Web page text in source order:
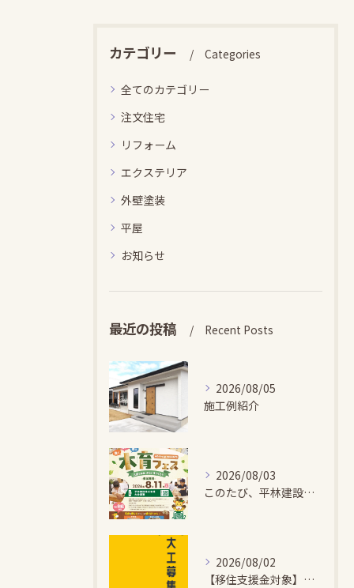
カテゴリー Categories
全てのカテゴリー
注文住宅
リフォーム
エクステリア
外壁塗装
平屋
お知らせ
最近の投稿 Recent Posts
2026/08/05
施工例紹介
2026/08/03
このたび、平林建設では、お子さまが木とふれあい・木について学...
2026/08/02
【移住支援金対象】【未経験歓迎】大多喜町で「見えないところも...